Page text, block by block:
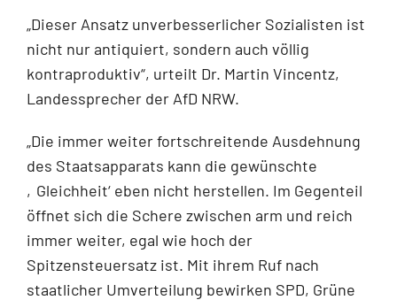
„Dieser Ansatz unverbesserlicher Sozialisten ist
nicht nur antiquiert, sondern auch völlig
kontraproduktiv“, urteilt Dr. Martin Vincentz,
Landessprecher der AfD NRW.
„Die immer weiter fortschreitende Ausdehnung
des Staatsapparats kann die gewünschte
‚Gleichheit‘ eben nicht herstellen. Im Gegenteil
öffnet sich die Schere zwischen arm und reich
immer weiter, egal wie hoch der
Spitzensteuersatz ist. Mit ihrem Ruf nach
staatlicher Umverteilung bewirken SPD, Grüne